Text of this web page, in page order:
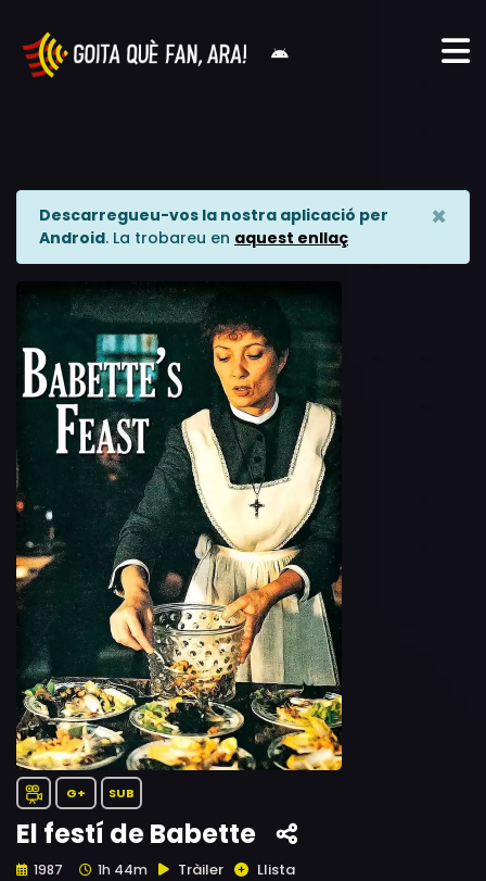
Descarregueu-vos la nostra aplicació per
Android. La trobareu en aquest enllaç
×
G+ SUB
El festí de Babette
1987 1h 44m Tràiler Llista